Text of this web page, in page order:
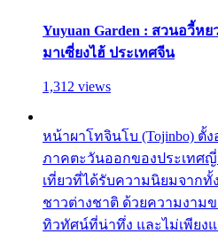
Yuyuan Garden : สวนอวี้ห
มาเซี่ยงไฮ้ ประเทศจีน
1,312 views
หน้าผาโทจินโบ (Tojinbo) ตั้
ภาคตะวันออกของประเทศ
เที่ยวที่ได้รับความนิยมจาก
ชาวต่างชาติ ด้วยความงาม
ทิวทัศน์ที่น่าทึ่ง และไม่เพียง